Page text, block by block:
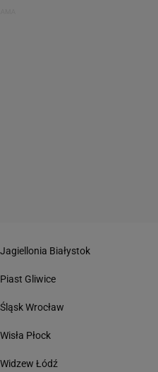
Jagiellonia Białystok
Piast Gliwice
Śląsk Wrocław
Wisła Płock
Widzew Łódź